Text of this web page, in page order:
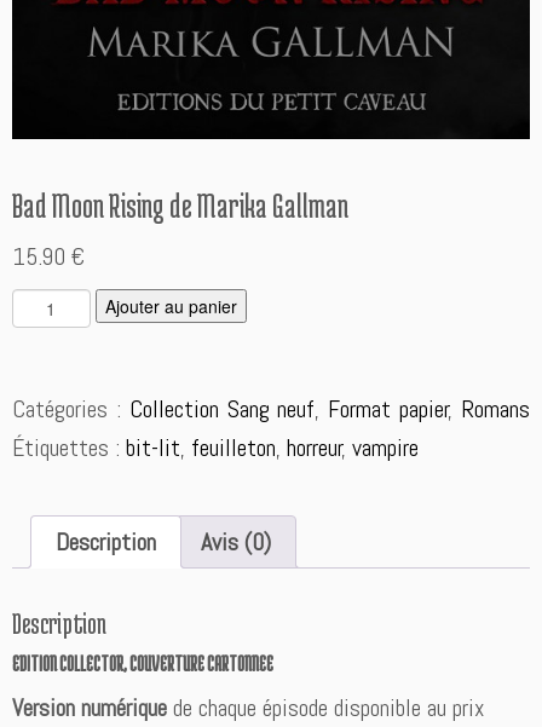
Bad Moon Rising de Marika Gallman
15.90 €
u
t
i
t
B
d
o
o
Ajouter au panier
l
r
n
a
i
v
e:
Catégories : Collection Sang neuf, Format papier, Romans
Étiquettes : bit-lit, feuilleton, horreur, vampire
Description Avis (0)
Description
EDITION COLLECTOR, COUVERTURE CARTONNEE
Version numériquede chaque épisode disponible au prix